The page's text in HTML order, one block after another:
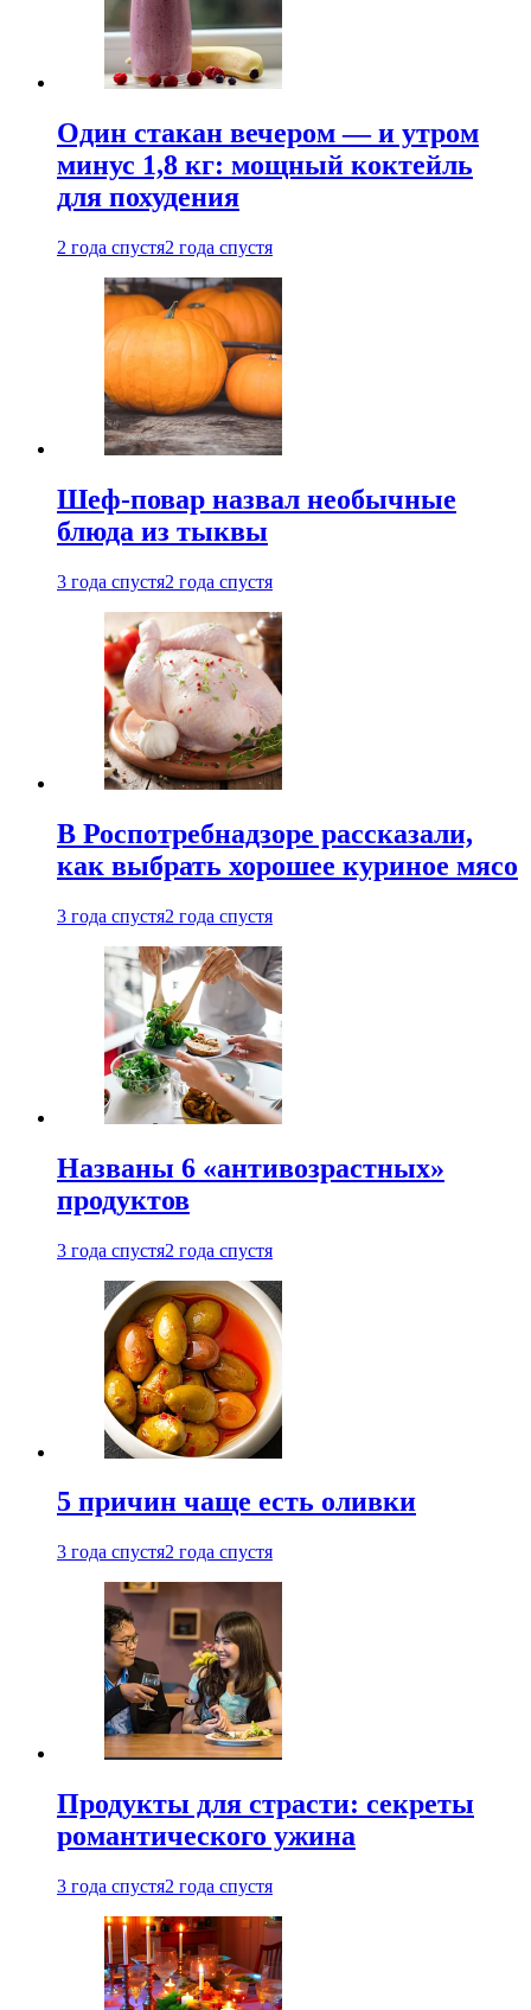
Один стакан вечером — и утром
минус 1,8 кг: мощный коктейль
для похудения
2 года спустя2 года спустя
Шеф-повар назвал необычные
блюда из тыквы
3 года спустя2 года спустя
В Роспотребнадзоре рассказали,
как выбрать хорошее куриное мясо
3 года спустя2 года спустя
Названы 6 «антивозрастных»
продуктов
3 года спустя2 года спустя
5 причин чаще есть оливки
3 года спустя2 года спустя
Продукты для страсти: секреты
романтического ужина
3 года спустя2 года спустя